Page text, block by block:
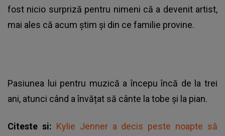
fost nicio surpriză pentru nimeni că a devenit artist,
mai ales că acum știm și din ce familie provine.
Pasiunea lui pentru muzică a începu încă de la trei
ani, atunci când a învățat să cânte la tobe și la pian.
Citeste si: Kylie Jenner a decis peste noapte să